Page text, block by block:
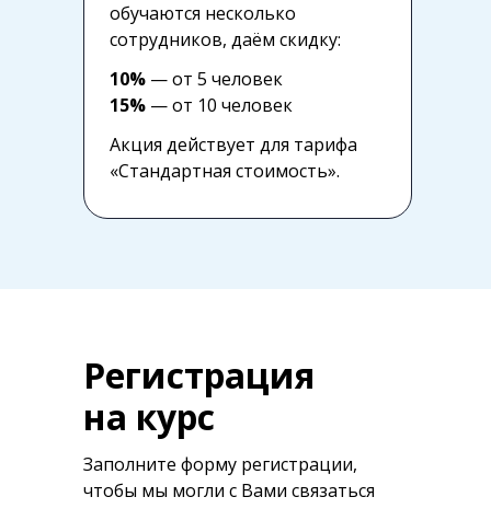
обучаются несколько
сотрудников, даём скидку:
Акция действует для тарифа
«Стандартная стоимость».
10% — от 5 человек
15% — от 10 человек
Регистрация
на курс
Заполните форму регистрации,
чтобы мы могли с Вами связаться